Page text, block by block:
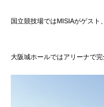
国立競技場ではMISIAがゲスト
大阪城ホールではアリーナで完